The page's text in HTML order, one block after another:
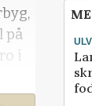
på
i